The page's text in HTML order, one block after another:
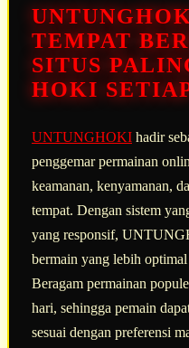
halaman
yang
sama.TEMPAT
SITUS
HOKI
UNTUNGHOKI hadir
penggemar permainan
keamanan, kenyamanan,
tempat. Dengan sistem
yang responsif,
bermain yang lebih
Beragam permainan
hari, sehingga pemain
sesuai dengan preferensi